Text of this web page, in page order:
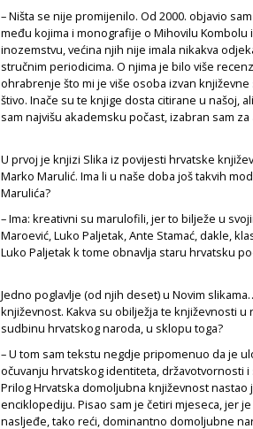
– Ništa se nije promijenilo. Od 2000. objavio
među kojima i monografije o Mihovilu
inozemstvu, većina njih nije imala nikakva
stručnim periodicima. O njima je bilo više
ohrabrenje što mi je više osoba izvan
štivo. Inače su te knjige dosta citirane u našoj,
sam najvišu akademsku počast, izabran sam
U prvoj je knjizi Slika iz povijesti hrvatske
Marko Marulić. Ima li u naše doba još takvih
Marulića?
– Ima: kreativni su marulofili, jer to bilježe u
Maroević, Luko Paljetak, Ante Stamać, dakle,
Luko Paljetak k tome obnavlja staru hrvatsku
Jedno poglavlje (od njih deset) u Novim
književnost. Kakva su obilježja te književnosti
sudbinu hrvatskog naroda, u sklopu toga?
– U tom sam tekstu negdje pripomenuo da je
očuvanju hrvatskog identiteta, državotvornosti
Prilog Hrvatska domoljubna književnost
enciklopediju. Pisao sam je četiri mjeseca, jer
nasljeđe, tako reći, dominantno domoljubne